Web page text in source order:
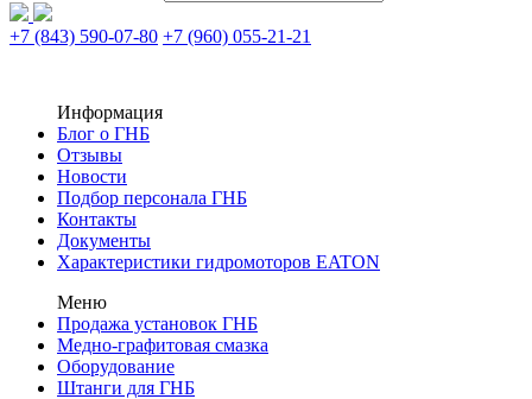
+7 (843) 590-07-80 +7 (960) 055-21-21
Информация
Блог о ГНБ
Отзывы
Новости
Подбор персонала ГНБ
Контакты
Документы
Характеристики гидромоторов EATON
Меню
Продажа установок ГНБ
Медно-графитовая смазка
Оборудование
Штанги для ГНБ